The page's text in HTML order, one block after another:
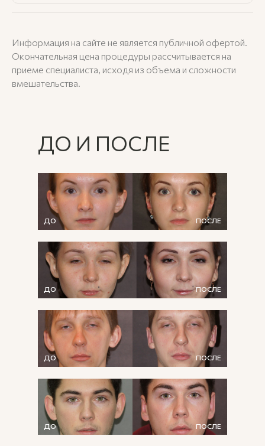
Информация на сайте не является публичной офертой.
Окончательная цена процедуры рассчитывается на
приеме специалиста, исходя из объема и сложности
вмешательства.
ДО И ПОСЛЕ
ДО
ДО
ДО
ПОСЛЕ
ПОСЛЕ
ПОСЛЕ
ДО ПОСЛЕ